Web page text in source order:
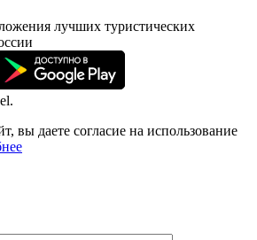
лучших туристических
вы даете согласие на использование